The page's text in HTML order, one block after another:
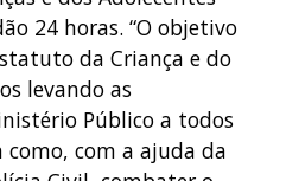
24 horas. “O objetivo
da Criança e do
levando as
Público a todos
como, com a ajuda da